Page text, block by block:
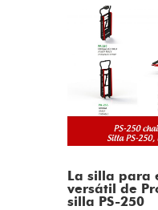
La silla para
versátil de
silla PS-250